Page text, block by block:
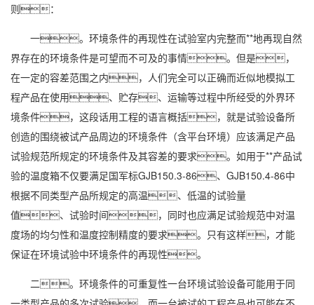
则：
一。环境条件的再现性在试验室内完整而**地再现自然
界存在的环境条件是可望而不可及的事情。但是，
在一定的容差范围之内，人们完全可以正确而近似地模拟工
程产品在使用、贮存、运输等过程中所经受的外界环
境条件，这段话用工程的语言概括，就是试验设备所
创造的围绕被试产品周边的环境条件（含平台环境）应该满足产品
试验规范所规定的环境条件及其容差的要求。如用于**产品试
验的温度箱不仅要满足国军标GJB150.3-86、GJB150.4-86中
根据不同类型产品所规定的高温、低温的试验量
值、试验时间，同时也应满足试验规范中对温
度场的均匀性和温度控制精度的要求。只有这样，才能
保证在环境试验中环境条件的再现性。
二。环境条件的可重复性一台环境试验设备可能用于同